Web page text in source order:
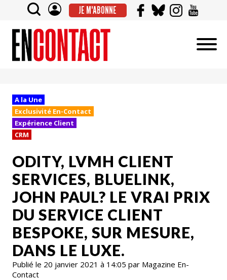
JE M'ABONNE
A la Une
Exclusivité En-Contact
Expérience Client
CRM
ODITY, LVMH CLIENT
SERVICES, BLUELINK,
JOHN PAUL? LE VRAI PRIX
DU SERVICE CLIENT
BESPOKE, SUR MESURE,
DANS LE LUXE.
Publié le 20 janvier 2021 à 14:05 par Magazine En-
Contact